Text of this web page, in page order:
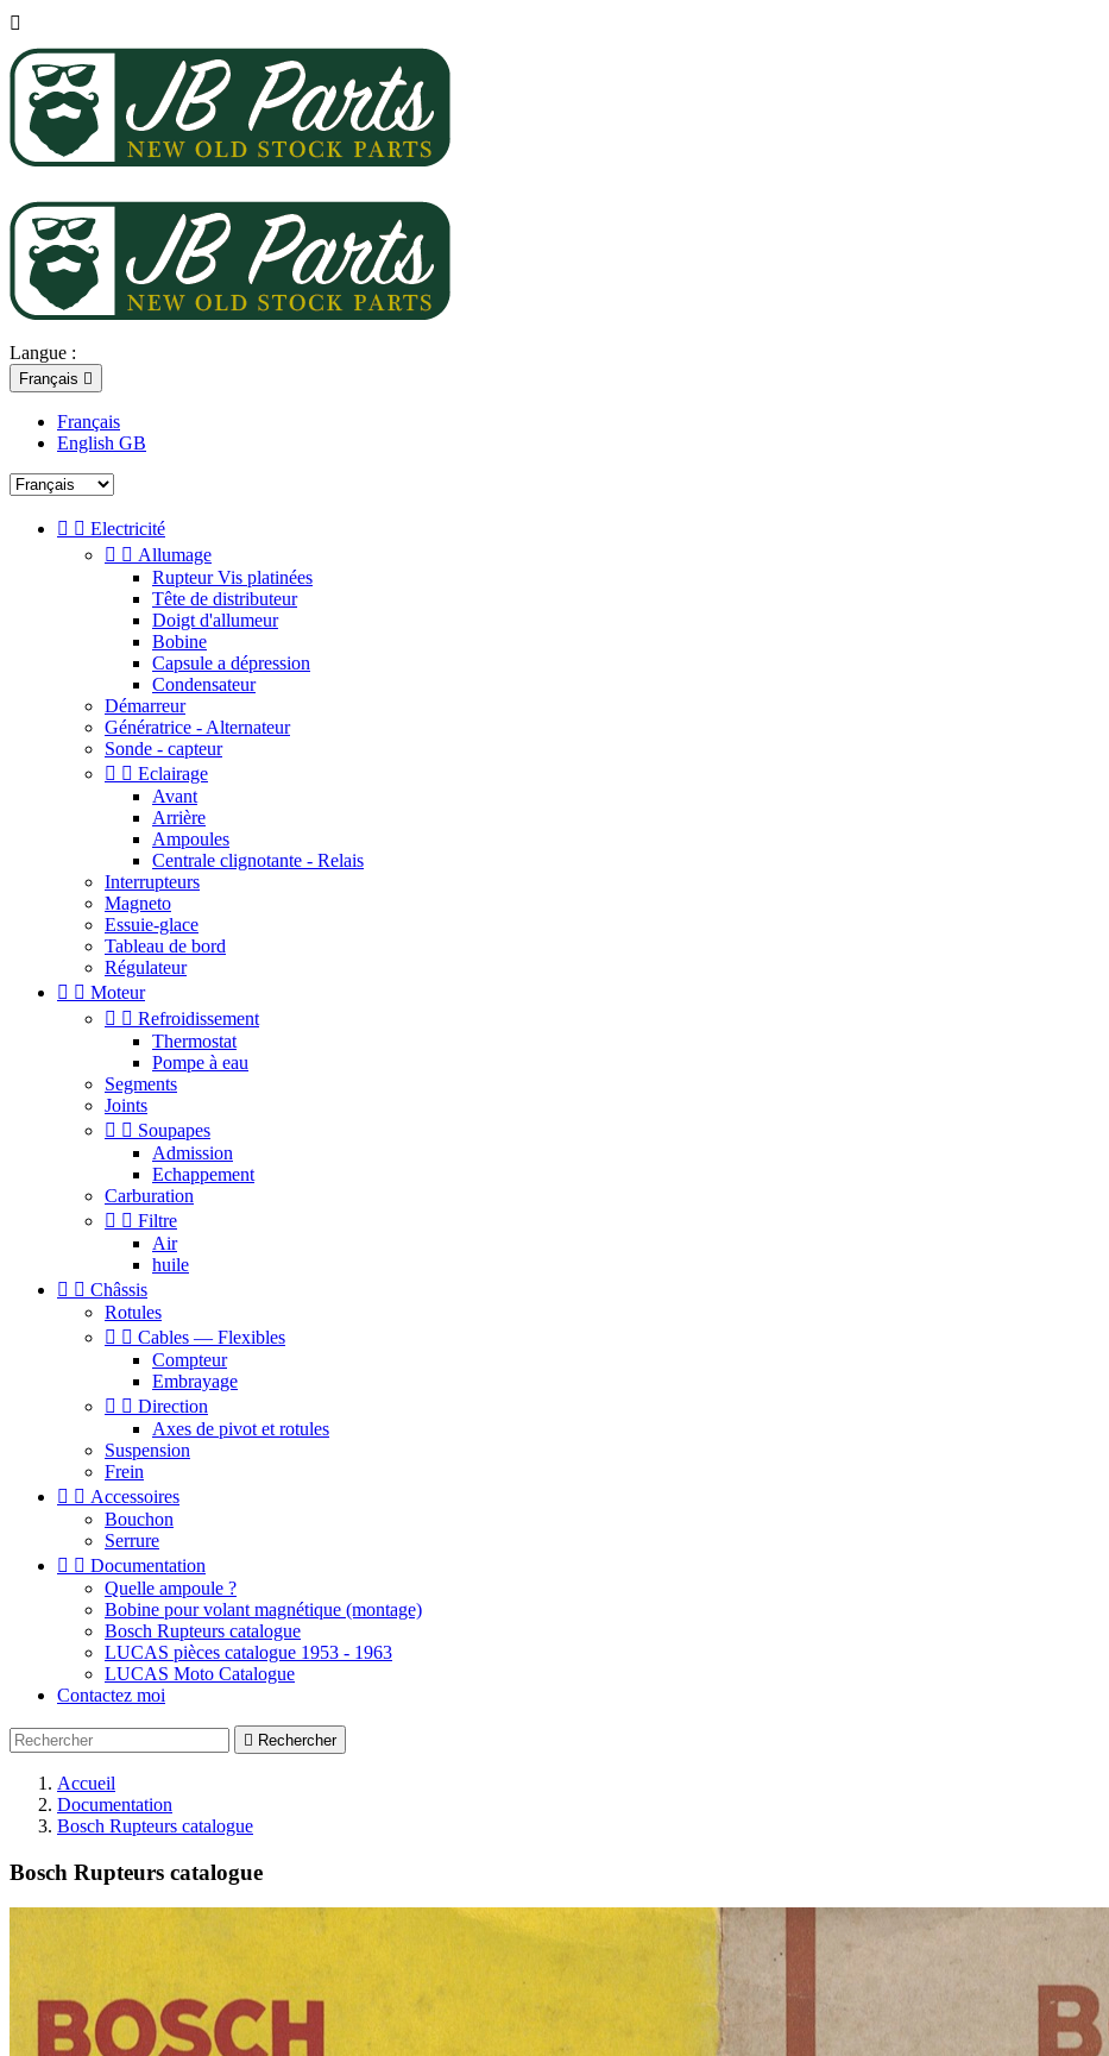

Langue :
Français 
Français
English GB
  Electricité
  Allumage
Rupteur Vis platinées
Tête de distributeur
Doigt d'allumeur
Bobine
Capsule a dépression
Condensateur
Démarreur
Génératrice - Alternateur
Sonde - capteur
  Eclairage
Avant
Arrière
Ampoules
Centrale clignotante - Relais
Interrupteurs
Magneto
Essuie-glace
Tableau de bord
Régulateur
  Moteur
  Refroidissement
Thermostat
Pompe à eau
Segments
Joints
  Soupapes
Admission
Echappement
Carburation
  Filtre
Air
huile
  Châssis
Rotules
  Cables — Flexibles
Compteur
Embrayage
  Direction
Axes de pivot et rotules
Suspension
Frein
  Accessoires
Bouchon
Serrure
  Documentation
Quelle ampoule ?
Bobine pour volant magnétique (montage)
Bosch Rupteurs catalogue
LUCAS pièces catalogue 1953 - 1963
LUCAS Moto Catalogue
Contactez moi
 Rechercher
Accueil
Documentation
Bosch Rupteurs catalogue
Bosch Rupteurs catalogue